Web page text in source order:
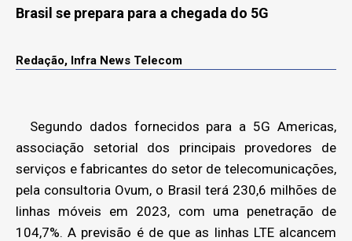
Brasil se prepara para a chegada do 5G
Redação, Infra News Telecom
Segundo dados fornecidos para a 5G Americas,
associação setorial dos principais provedores de
serviços e fabricantes do setor de telecomunicações,
pela consultoria Ovum, o Brasil terá 230,6 milhões de
linhas móveis em 2023, com uma penetração de
104,7%. A previsão é de que as linhas LTE alcancem